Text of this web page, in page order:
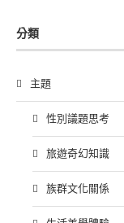
分類
主題
性別議題思考
旅遊奇幻知識
族群文化關係